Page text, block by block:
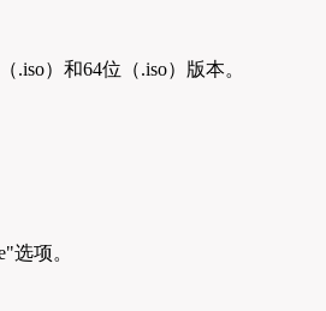
）和64位（.iso）版本。
选项。